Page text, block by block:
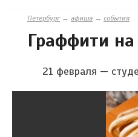
Петербург→ афиша → события
Граффити
21 февраля —